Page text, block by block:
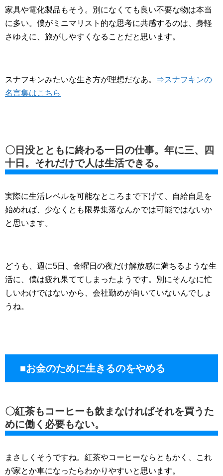
家具や電化製品もそう。別になくても良い不要な物は本当
に多い。僕がミニマリスト的な思考に共感するのは、身軽
さゆえに、旅がしやすくなることだと思います。
スナフキンみたいな生き方が理想だなあ。
⇒スナフキンの
名言集はこちら
〇日没とともに終わる一日の仕事。年に三、四
十日。それだけで人は生活できる。
実際に生活レベルを可能なところまで下げて、自給自足を
始めれば、少なくとも限界集落なんかでは可能ではないか
と思います。
どうも、週に5日、金曜日の夜だけ解放感に満ちるような生
活に、僕は疲れ果ててしまったようです。別にそんなに忙
しいわけではないから、会社勤めが向いていないんでしょ
うね。
■お金のために生きるのをやめる
〇紅茶もコーヒーも飲まなければそれを買うた
めに働く必要もない。
まさしくそうですね。紅茶やコーヒーならともかく、これ
が家とか車になったらわかりやすいと思います。